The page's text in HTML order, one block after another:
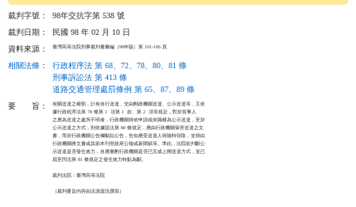
裁判字號：
98年交抗字第 538 號
裁判日期：
民國 98 年 02 月 10 日
資料來源：
臺灣高等法院刑事裁判書彙編（98年版）第 101-106 頁
相關法條 ：
行政程序法 第 68、72、78、80、81 條
刑事訴訟法 第 413 條
道路交通管理處罰條例 第 65、87、89 條
要
旨：
有關送達之種類，計有自行送達、交由郵政機關送達、公示送達等，又依
據行政程序法第 78 條第 1  項第 1  款、第 2  項等規定，對於當事人
之應為送達之處所不明者，行政機關得依申請或依職權為公示送達，至於
公示送達之方式，則依據該法第 80 條規定，應由行政機關保管送達之文
書，而於行政機關公告欄黏貼公告，告知應受送達人得隨時領取，並得由
行政機關將文書或其節本刊登政府公報或新聞紙等。準此，法院欲判斷公
示送達是否發生效力，自應審酌行政機關是否已完成上開送達方式，並已
屆至同法第 81 條規定之發生效力時點為斷。
裁判法院：臺灣高等法院
（裁判要旨內容由法源資訊撰寫）